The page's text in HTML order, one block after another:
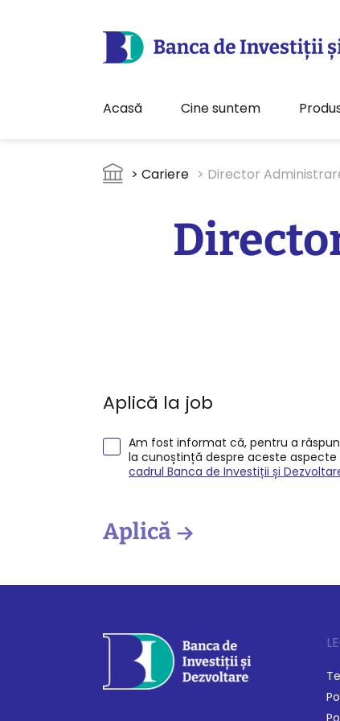
Acasă Cine suntem
Breadcrumb
> Cariere > Director
Aplică la job
Am fost informat că, pentru a
la cunoștință despre aceste aspecte
cadrul Banca de Investiții și
Aplică